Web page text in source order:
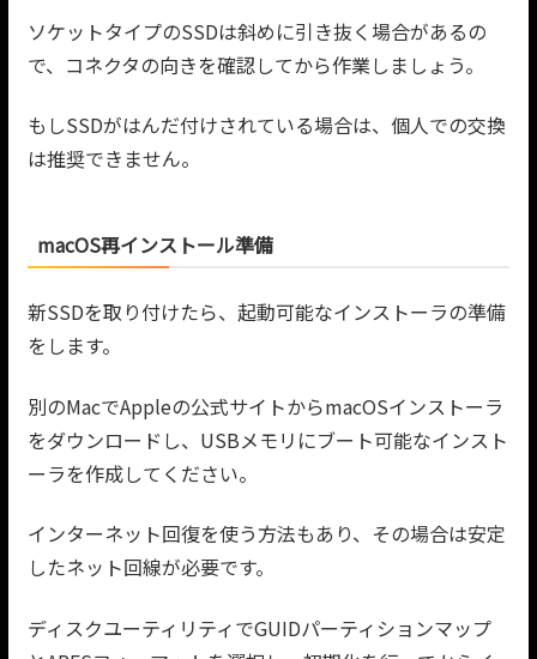
ソケットタイプのSSDは斜めに引き抜く場合があるの
で、コネクタの向きを確認してから作業しましょう。
もしSSDがはんだ付けされている場合は、個人での交換
は推奨できません。
macOS再インストール準備
新SSDを取り付けたら、起動可能なインストーラの準備
をします。
別のMacでAppleの公式サイトからmacOSインストーラ
をダウンロードし、USBメモリにブート可能なインスト
ーラを作成してください。
インターネット回復を使う方法もあり、その場合は安定
したネット回線が必要です。
ディスクユーティリティでGUIDパーティションマップ